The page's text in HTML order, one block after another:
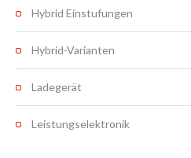
Hybrid Einstufungen
Hybrid-Varianten
Ladegerät
Leistungselektronik